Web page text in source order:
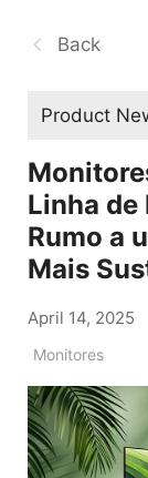
Back
Product
Linha de
Rumo a
Mais
April 14, 2025
Monitores